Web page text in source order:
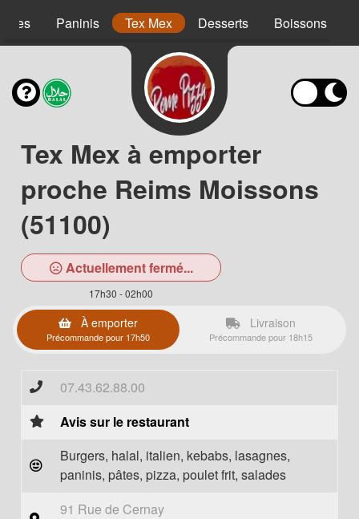
Paninis Tex Mex Desserts Boissons
Tex Mex à emporter
proche Reims Moissons
(51100)
Actuellement fermé...
17h30 - 02h00
À emporter
Précommande pour 17h50
Livraison
Précommande pour 18h15
07.43.62.88.00
Avis sur le restaurant
Burgers, halal, italien, kebabs, lasagnes,
paninis, pâtes, pizza, poulet frit, salades
91 Rue de Cernay